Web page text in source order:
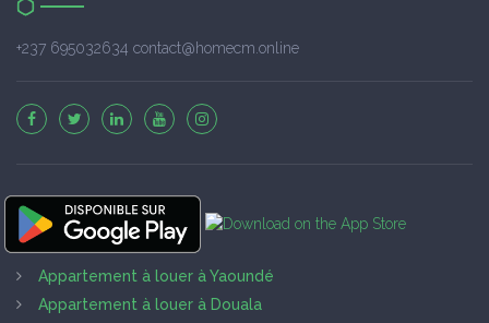
+237 695032634 contact@homecm.online
Appartement à louer à Yaoundé
Appartement à louer à Douala